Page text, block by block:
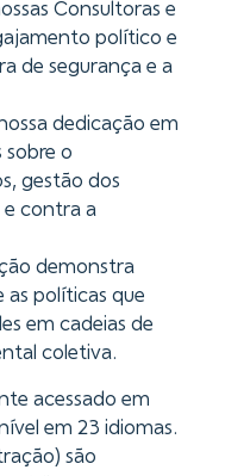
Consultoras e
político e
de segurança e a
dedicação em
sobre o
gestão dos
e contra a
demonstra
as políticas que
em cadeias de
coletiva.
acessado em
em 23 idiomas.
são